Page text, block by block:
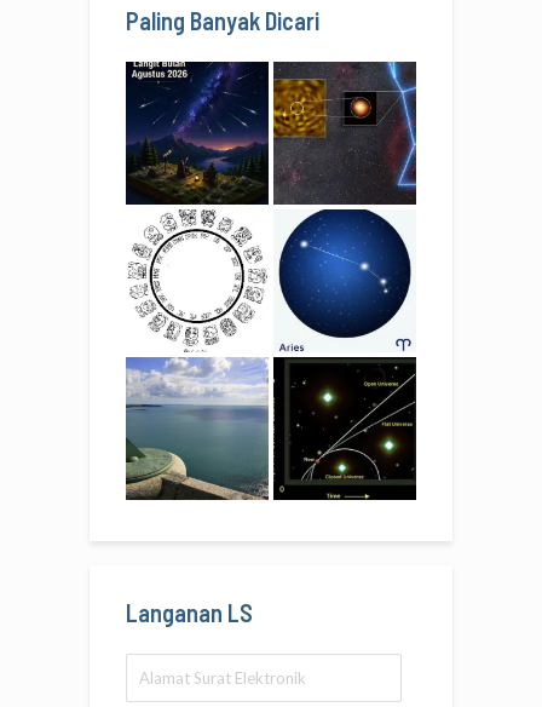
Paling Banyak Dicari
Langanan LS
Surat